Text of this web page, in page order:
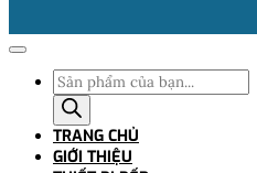
Tìm
kiếm
sản
phẩm
TRANG CHỦ
GIỚI THIỆU